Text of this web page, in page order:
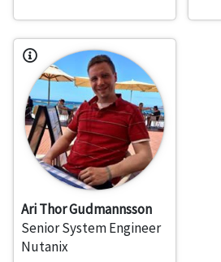
Ari Thor Gudmannsson
Senior System Engineer
Nutanix